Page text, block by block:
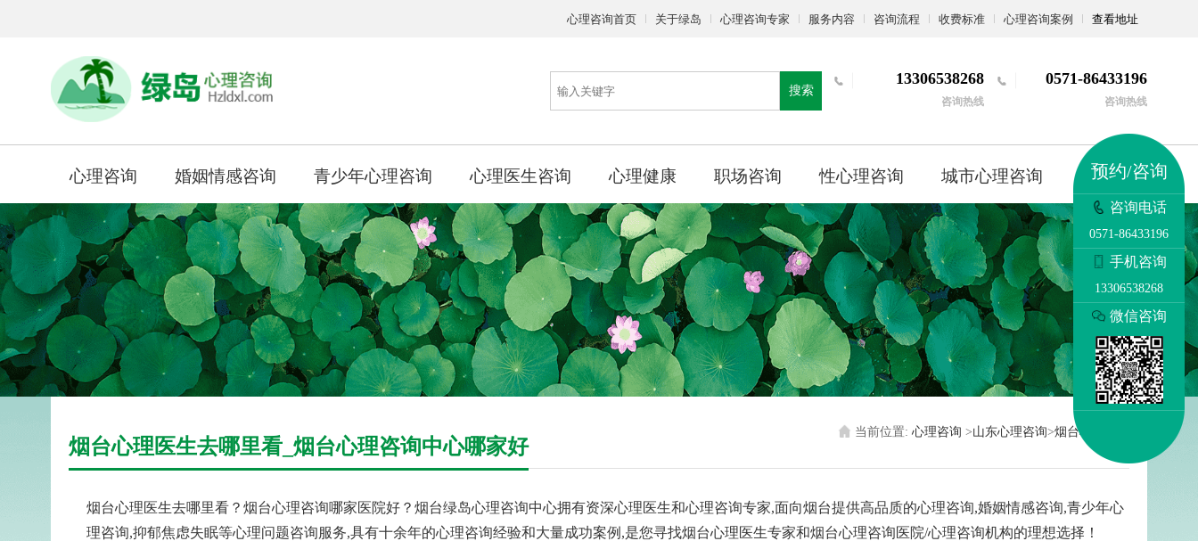
心理咨询首页 关于绿岛 心理咨询专家 服务内容 咨询流程 收费标准 心理咨询案例 查看地址
搜索
13306538268
咨询热线
0571-86433196
咨询热线
心理咨询 婚姻情感咨询 青少年心理咨询 心理医生咨询 心理健康 职场咨询 性心理咨询 城市心理咨询 更多
烟台心理医生去哪里看_烟台心理咨询中心哪家好
当前位置: 心理咨询 >山东心理咨询>烟台心理医生
烟台心理医生去哪里看？烟台心理咨询哪家医院好？烟台绿岛心理咨询中心拥有资深心理医生和心理咨询专家,面向烟台提供高品质的心理咨询,婚姻情感咨询,青少年心
理咨询,抑郁焦虑失眠等心理问题咨询服务,具有十余年的心理咨询经验和大量成功案例,是您寻找烟台心理医生专家和烟台心理咨询医院/心理咨询机构的理想选择！
预约/咨询
咨询电话
0571-86433196
手机咨询
13306538268
微信咨询